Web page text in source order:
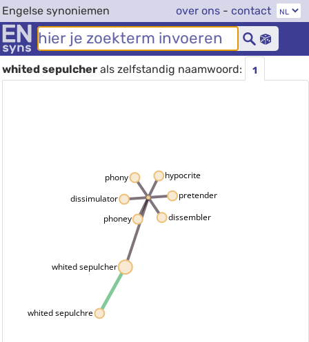
Engelse synoniemen over ons - contact
whited sepulcherals zelfstandig naamwoord: 1
whited sepulcher
whited sepulchre
dissembler
dissimulator
hypocrite
phoney
phony
pretender